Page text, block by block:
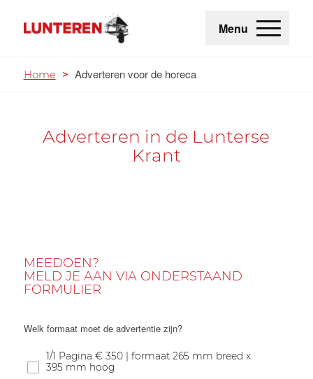
Menu
Home > Adverteren voor de horeca
Adverteren in de Lunterse
Krant
MEEDOEN?
MELD JE AAN VIA ONDERSTAAND
FORMULIER
Welk formaat moet de advertentie zijn?
1/1 Pagina € 350 | formaat 265 mm breed x
395 mm hoog